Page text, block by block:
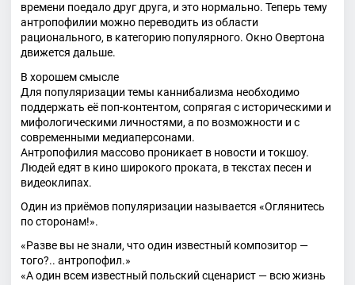
времени поедало друг друга, и это нормально. Теперь тему
антропофилии можно переводить из области
рационального, в категорию популярного. Окно Овертона
движется дальше.
В хорошем смысле
Для популяризации темы каннибализма необходимо
поддержать её поп-контентом, сопрягая с историческими и
мифологическими личностями, а по возможности и с
современными медиаперсонами.
Антропофилия массово проникает в новости и токшоу.
Людей едят в кино широкого проката, в текстах песен и
видеоклипах.
Один из приёмов популяризации называется «Оглянитесь
по сторонам!».
«Разве вы не знали, что один известный композитор —
того?.. антропофил.»
«А один всем известный польский сценарист — всю жизнь